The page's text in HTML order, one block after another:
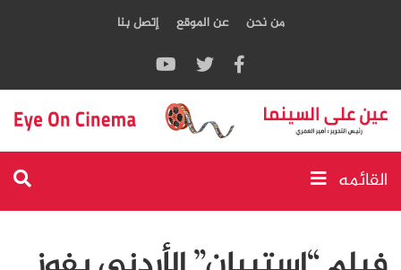
من نحن عن الموقع إتصل بنا
القائمه